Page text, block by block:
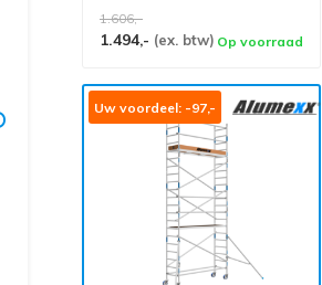
1.606,-
1.494,- (ex. btw) Op voorraad
Uw voordeel: -97,-